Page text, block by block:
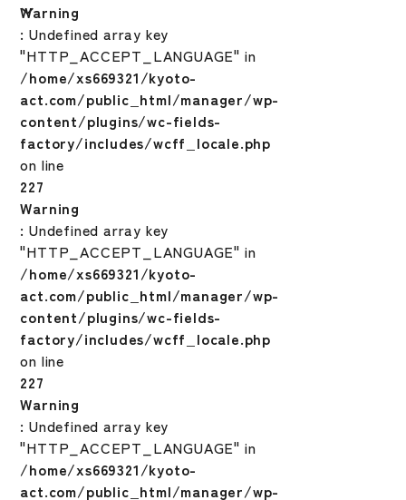
Warning
: Undefined array key
"HTTP_ACCEPT_LANGUAGE" in
/home/xs669321/kyoto-
act.com/public_html/manager/wp-
content/plugins/wc-fields-
factory/includes/wcff_locale.php
on line
227
Warning
: Undefined array key
"HTTP_ACCEPT_LANGUAGE" in
/home/xs669321/kyoto-
act.com/public_html/manager/wp-
content/plugins/wc-fields-
factory/includes/wcff_locale.php
on line
227
Warning
: Undefined array key
"HTTP_ACCEPT_LANGUAGE" in
/home/xs669321/kyoto-
act.com/public_html/manager/wp-